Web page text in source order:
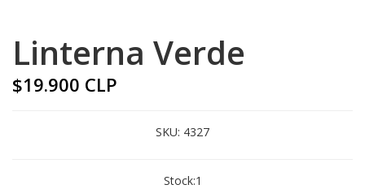
Linterna Verde
$19.900 CLP
SKU: 4327
Stock:1